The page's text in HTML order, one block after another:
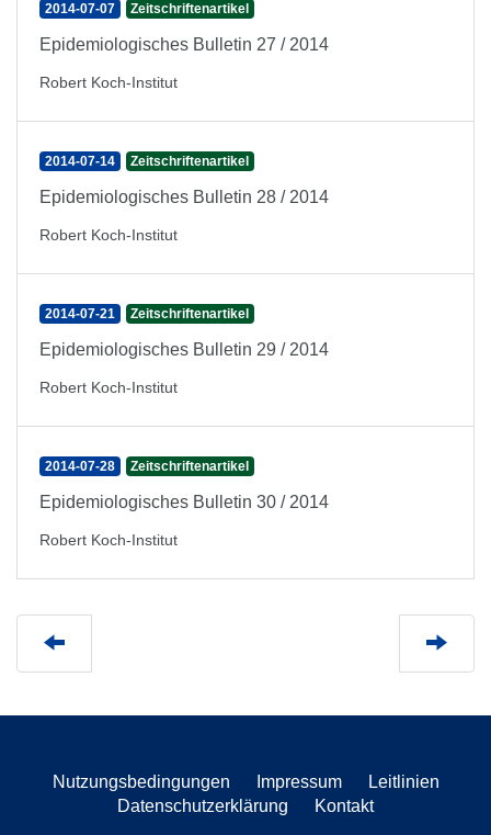
2014-07-07 Zeitschriftenartikel
Epidemiologisches Bulletin 27 / 2014
Robert Koch-Institut
2014-07-14 Zeitschriftenartikel
Epidemiologisches Bulletin 28 / 2014
Robert Koch-Institut
2014-07-21 Zeitschriftenartikel
Epidemiologisches Bulletin 29 / 2014
Robert Koch-Institut
2014-07-28 Zeitschriftenartikel
Epidemiologisches Bulletin 30 / 2014
Robert Koch-Institut
Nutzungsbedingungen Impressum
Leitlinien
Datenschutzerklärung
Kontakt